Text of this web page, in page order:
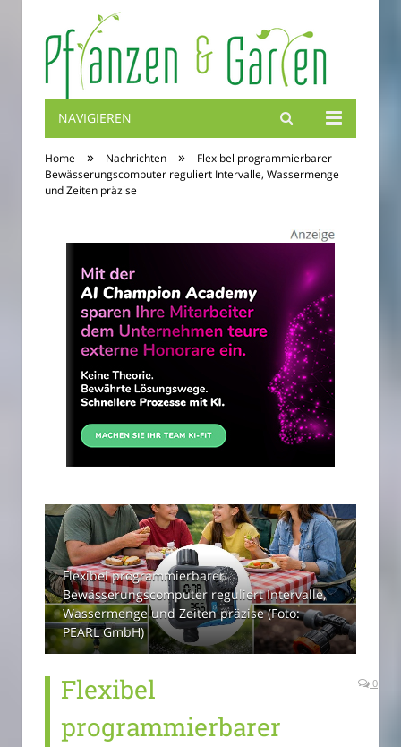
Blumenbibel
NAVIGIEREN
Home » Nachrichten »
Flexibel programmierbarer
Bewässerungscomputer reguliert Intervalle, Wassermenge
und Zeiten präzise
Flexibel programmierbarer
Bewässerungscomputer reguliert Intervalle,
Wassermenge und Zeiten präzise (Foto:
PEARL GmbH)
Flexibel
programmierbarer
0